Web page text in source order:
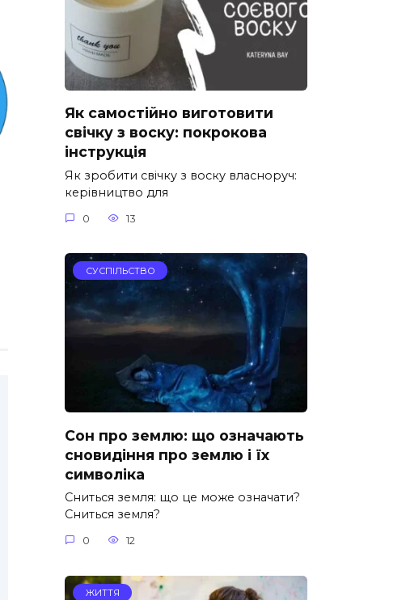
Як самостійно виготовити
свічку з воску: покрокова
інструкція
Як зробити свічку з воску власноруч:
керівництво для
0 13
СУСПІЛЬСТВО
Сон про землю: що означають
сновидіння про землю і їх
символіка
Сниться земля: що це може означати?
Сниться земля?
0 12
ЖИТТЯ